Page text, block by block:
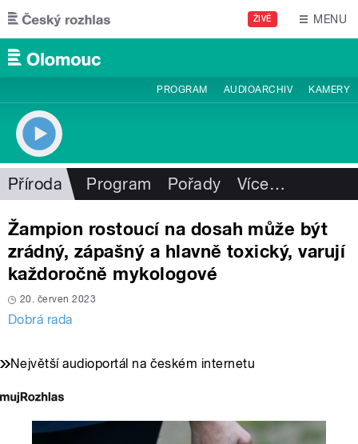
Přejít k hlavnímu obsahu
ŽIVĚ MENU
PROGRAM AUDIOARCHIV KAMERY
Příroda Program Pořady Více…
Žampion rostoucí na dosah může být
zrádný, zápašný a hlavně toxický, varují
každoročně mykologové
20. červen 2023
Dobrá rada
Největší audioportál na českém internetu